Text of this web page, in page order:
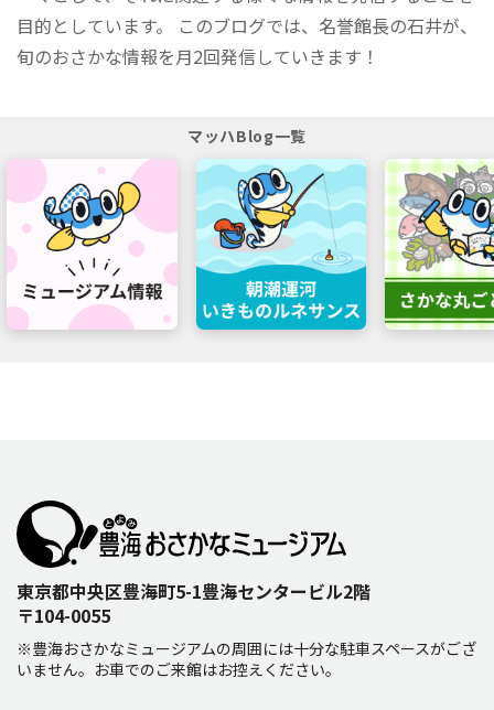
目的としています。 このブログでは、名誉館長の石井が、
旬のおさかな情報を月2回発信していきます！
マッハBlog一覧
東京都中央区豊海町5-1豊海センタービル2階
〒104-0055
※豊海おさかなミュージアムの周囲には十分な駐車スペースがござ
いません。お車でのご来館はお控えください。